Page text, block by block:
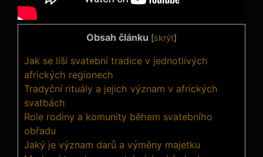
Obsah článku [skrýt]
Jak se liší svatební tradice v jednotlivých
afrických regionech
Tradyční rituály a jejich význam v afrických
svatbách
Role rodiny a komunity během svatebního
obřadu
Jaký je význam darů a výměny majetku